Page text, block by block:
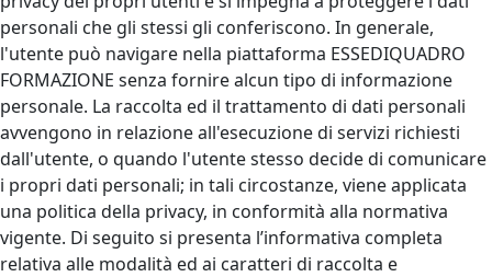
personali che gli stessi gli conferiscono. In generale,
l'utente può navigare nella piattaforma ESSEDIQUADRO
FORMAZIONE senza fornire alcun tipo di informazione
personale. La raccolta ed il trattamento di dati personali
avvengono in relazione all'esecuzione di servizi richiesti
dall'utente, o quando l'utente stesso decide di comunicare
i propri dati personali; in tali circostanze, viene applicata
una politica della privacy, in conformità alla normativa
vigente. Di seguito si presenta l’informativa completa
relativa alle modalità ed ai caratteri di raccolta e